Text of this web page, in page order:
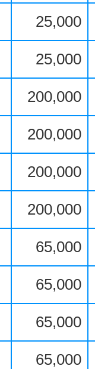
25,000
25,000
200,000
200,000
200,000
200,000
65,000
65,000
65,000
65,000